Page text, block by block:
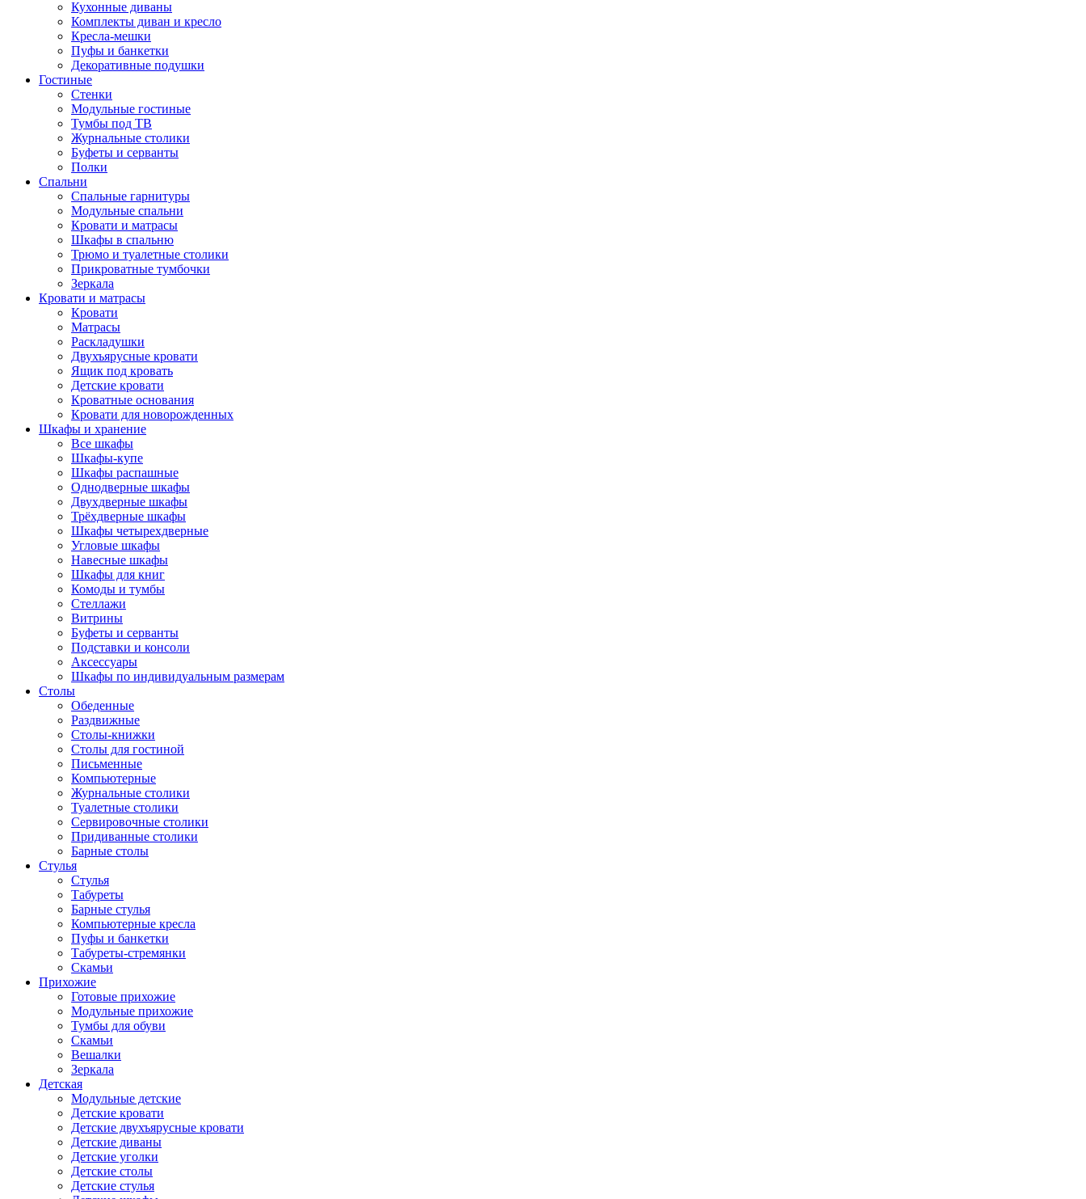
Кухонные диваны
Комплекты диван и кресло
Кресла-мешки
Пуфы и банкетки
Декоративные подушки
Гостиные
Стенки
Модульные гостиные
Тумбы под ТВ
Журнальные столики
Буфеты и серванты
Полки
Спальни
Спальные гарнитуры
Модульные спальни
Кровати и матрасы
Шкафы в спальню
Трюмо и туалетные столики
Прикроватные тумбочки
Зеркала
Кровати и матрасы
Кровати
Матрасы
Раскладушки
Двухъярусные кровати
Ящик под кровать
Детские кровати
Кроватные основания
Кровати для новорожденных
Шкафы и хранение
Все шкафы
Шкафы-купе
Шкафы распашные
Однодверные шкафы
Двухдверные шкафы
Трёхдверные шкафы
Шкафы четырехдверные
Угловые шкафы
Навесные шкафы
Шкафы для книг
Комоды и тумбы
Стеллажи
Витрины
Буфеты и серванты
Подставки и консоли
Аксессуары
Шкафы по индивидуальным размерам
Столы
Обеденные
Раздвижные
Столы-книжки
Столы для гостиной
Письменные
Компьютерные
Журнальные столики
Туалетные столики
Сервировочные столики
Придиванные столики
Барные столы
Стулья
Стулья
Табуреты
Барные стулья
Компьютерные кресла
Пуфы и банкетки
Табуреты-стремянки
Скамьи
Прихожие
Готовые прихожие
Модульные прихожие
Тумбы для обуви
Скамьи
Вешалки
Зеркала
Детская
Модульные детские
Детские кровати
Детские двухъярусные кровати
Детские диваны
Детские уголки
Детские столы
Детские стулья